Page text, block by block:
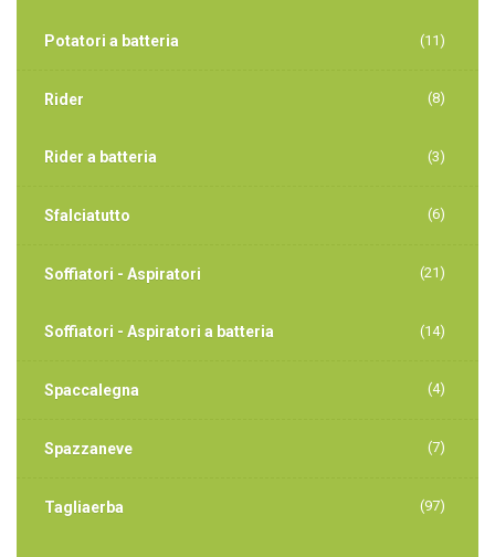
Potatori a batteria (11)
Rider (8)
Rider a batteria (3)
Sfalciatutto (6)
Soffiatori - Aspiratori (21)
Soffiatori - Aspiratori a batteria (14)
Spaccalegna (4)
Spazzaneve (7)
Tagliaerba (97)